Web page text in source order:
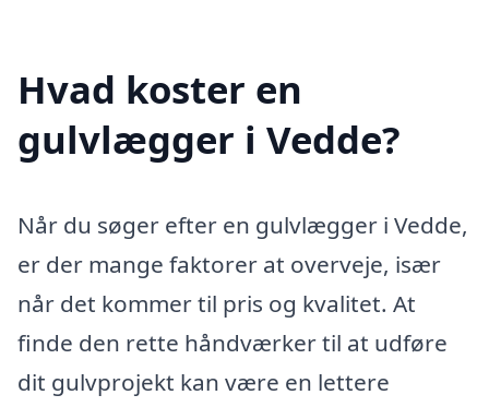
Hvad koster en
gulvlægger i Vedde?
Når du søger efter en gulvlægger i Vedde,
er der mange faktorer at overveje, især
når det kommer til pris og kvalitet. At
finde den rette håndværker til at udføre
dit gulvprojekt kan være en lettere